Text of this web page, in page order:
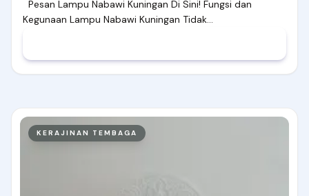
Pesan Lampu Nabawi Kuningan Di Sini! Fungsi dan
Kegunaan Lampu Nabawi Kuningan Tidak…
KERAJINAN TEMBAGA